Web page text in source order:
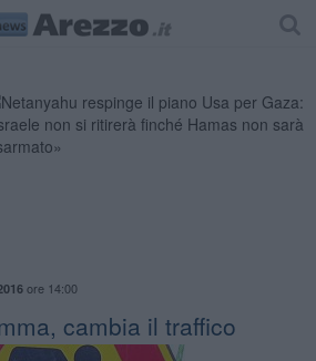
ore 14:00
cambia il traffico